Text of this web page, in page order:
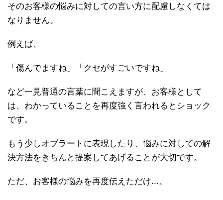
そのお客様の悩みに対しての言い方に配慮しなくては
なりません。
例えば、
「傷んでますね」「クセがすごいですね」
など一見普通の言葉に聞こえますが、お客様として
は、わかっていることを再度強く言われるとショック
です。
もう少しオブラートに表現したり、悩みに対しての解
決方法をきちんと提案してあげることが大切です。
ただ、お客様の悩みを再度伝えただけ...。